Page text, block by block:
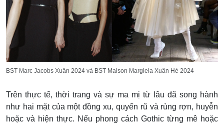
BST Marc Jacobs Xuân 2024 và BST Maison Margiela Xuân Hè 2024
Trên thực tế, thời trang và sự ma mị từ lâu đã song hành
như hai mặt của một đồng xu, quyến rũ và rùng rợn, huyễn
hoặc và hiện thực. Nếu phong cách Gothic từng mê hoặc